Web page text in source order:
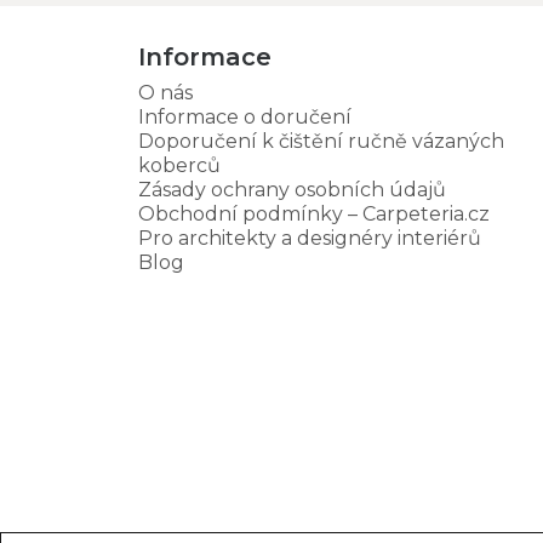
Informace
O nás
Informace o doručení
Doporučení k čištění ručně vázaných
koberců
Zásady ochrany osobních údajů
Obchodní podmínky – Carpeteria.cz
Pro architekty a designéry interiérů
Blog